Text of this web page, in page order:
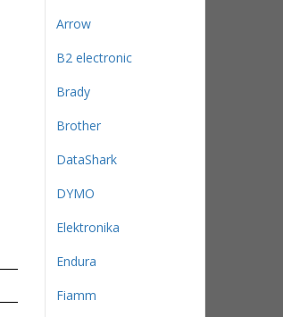
Arrow
B2 electronic
Brady
Brother
DataShark
DYMO
Elektronika
Endura
Fiamm